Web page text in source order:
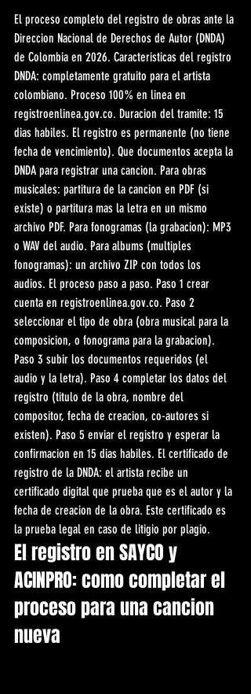
El proceso completo del registro de obras ante la
Direccion Nacional de Derechos de Autor (DNDA)
de Colombia en 2026. Caracteristicas del registro
DNDA: completamente gratuito para el artista
colombiano. Proceso 100% en linea en
registroenlinea.gov.co. Duracion del tramite: 15
dias habiles. El registro es permanente (no tiene
fecha de vencimiento). Que documentos acepta la
DNDA para registrar una cancion. Para obras
musicales: partitura de la cancion en PDF (si
existe) o partitura mas la letra en un mismo
archivo PDF. Para fonogramas (la grabacion): MP3
o WAV del audio. Para albums (multiples
fonogramas): un archivo ZIP con todos los
audios. El proceso paso a paso. Paso 1 crear
cuenta en registroenlinea.gov.co. Paso 2
seleccionar el tipo de obra (obra musical para la
composicion, o fonograma para la grabacion).
Paso 3 subir los documentos requeridos (el
audio y la letra). Paso 4 completar los datos del
registro (titulo de la obra, nombre del
compositor, fecha de creacion, co-autores si
existen). Paso 5 enviar el registro y esperar la
confirmacion en 15 dias habiles. El certificado de
registro de la DNDA: el artista recibe un
certificado digital que prueba que es el autor y la
fecha de creacion de la obra. Este certificado es
la prueba legal en caso de litigio por plagio.
El registro en SAYCO y
ACINPRO: como completar el
proceso para una cancion
nueva